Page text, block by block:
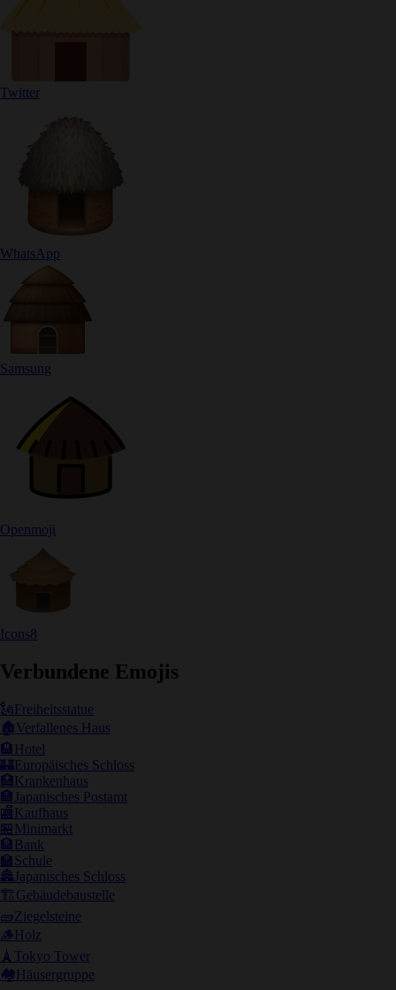
Twitter
WhatsApp
Samsung
Openmoji
Icons8
Verbundene Emojis
🗽Freiheitsstatue
🏚️Verfallenes Haus
🏨 Hotel
🏰Europäisches Schloss
🏥Krankenhaus
🏣 Japanisches Postamt
🏬 Kaufhaus
🏪 Minimarkt
🏦 Bank
🏫Schule
🏯Japanisches Schloss
🏗️ Gebäudebaustelle
🧱Ziegelsteine
🪵Holz
🗼 Tokyo Tower
🏘️Häusergruppe